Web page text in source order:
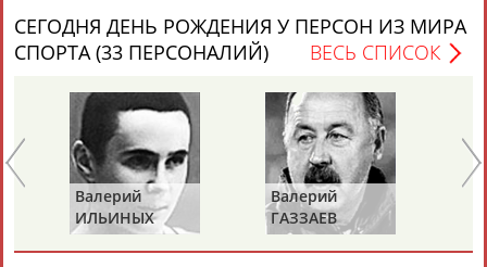
АБДУЛДАУДОВАБДУЛЖАЛИЛОВ АБДУЛКАГИРОВАБДУЛЛАЕВ
24 персон из 13181
ЕЩЁ ПЕРСОНЫ
СЕГОДНЯ ДЕНЬ РОЖДЕНИЯ У ПЕРСОН ИЗ МИРА
СПОРТА (33 ПЕРСОНАЛИЙ)
ВЕСЬ СПИСОК
Валерий
ИЛЬИНЫХ
Валерий
ГАЗЗАЕВ